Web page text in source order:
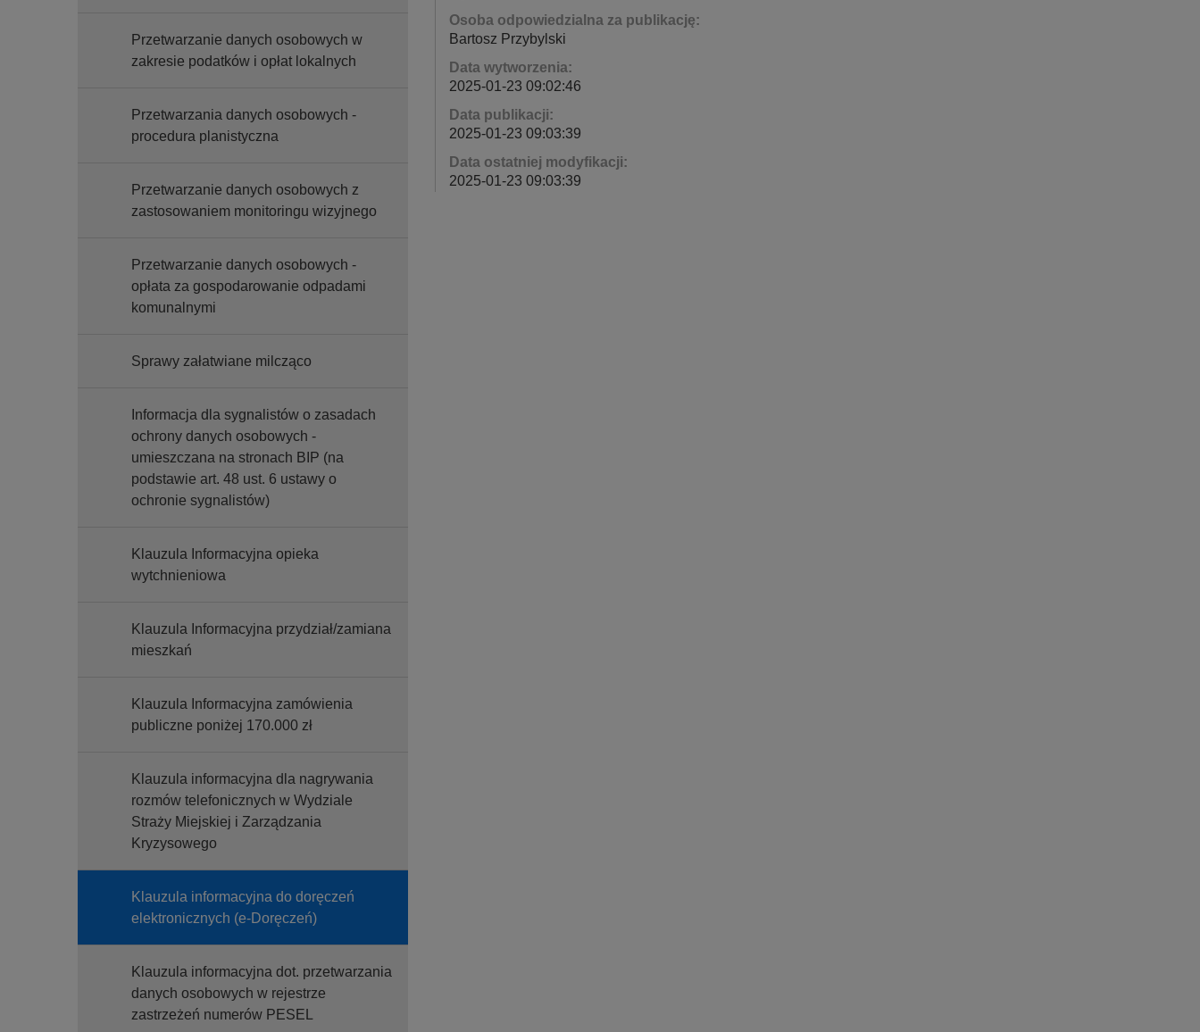
Przetwarzanie danych osobowych w
zakresie podatków i opłat lokalnych
Przetwarzania danych osobowych -
procedura planistyczna
Przetwarzanie danych osobowych z
zastosowaniem monitoringu wizyjnego
Przetwarzanie danych osobowych -
opłata za gospodarowanie odpadami
komunalnymi
Sprawy załatwiane milcząco
Informacja dla sygnalistów o zasadach
ochrony danych osobowych -
umieszczana na stronach BIP (na
podstawie art. 48 ust. 6 ustawy o
ochronie sygnalistów)
Klauzula Informacyjna opieka
wytchnieniowa
Klauzula Informacyjna przydział/zamiana
mieszkań
Klauzula Informacyjna zamówienia
publiczne poniżej 170.000 zł
Klauzula informacyjna dla nagrywania
rozmów telefonicznych w Wydziale
Straży Miejskiej i Zarządzania
Kryzysowego
Klauzula informacyjna do doręczeń
elektronicznych (e-Doręczeń)
Klauzula informacyjna dot. przetwarzania
danych osobowych w rejestrze
zastrzeżeń numerów PESEL
Osoba odpowiedzialna za publikację:
Bartosz Przybylski
Data wytworzenia:
2025-01-23 09:02:46
Data publikacji:
2025-01-23 09:03:39
Data ostatniej modyfikacji:
2025-01-23 09:03:39